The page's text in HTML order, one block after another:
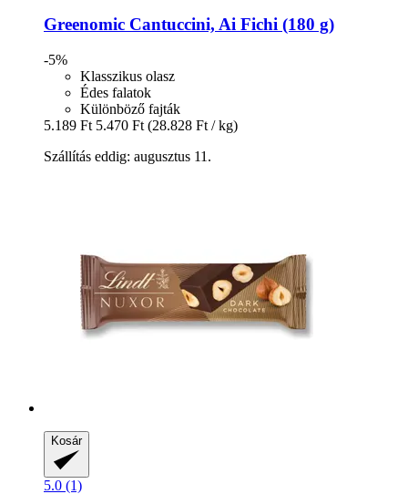
Greenomic Cantuccini, Ai Fichi (180 g)
-5%
Klasszikus olasz
Édes falatok
Különböző fajták
5.189 Ft 5.470 Ft (28.828 Ft / kg)
Szállítás eddig: augusztus 11.
Kosár
5.0 (1)